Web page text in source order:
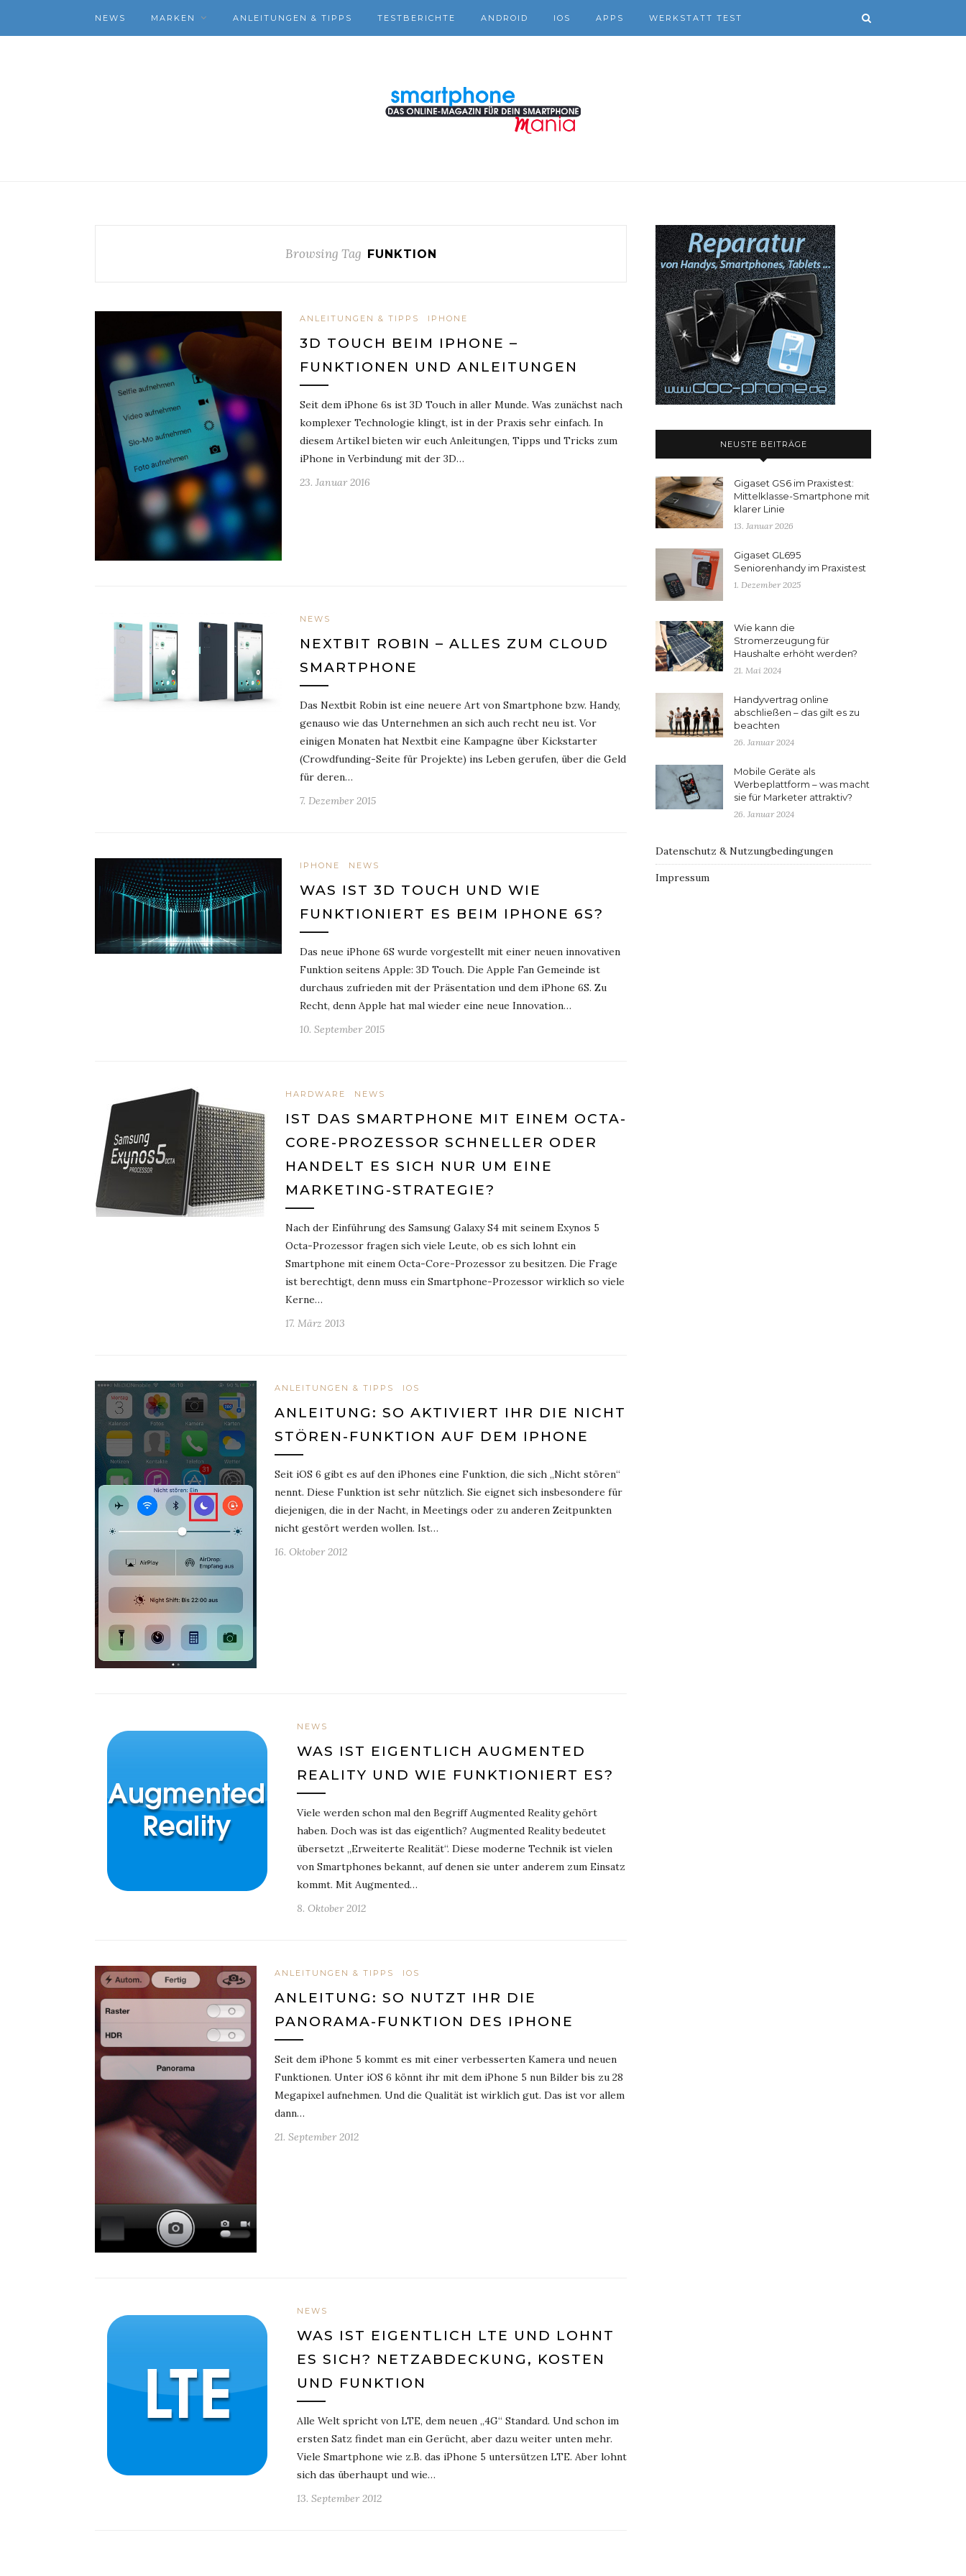
NEWS MARKEN ANLEITUNGEN & TIPPS TESTBERICHTE ANDROID IOS APPS WERKSTATT TEST
Browsing Tag FUNKTION
ANLEITUNGEN & TIPPS IPHONE
3D TOUCH BEIM IPHONE –
FUNKTIONEN UND ANLEITUNGEN
Seit dem iPhone 6s ist 3D Touch in aller Munde. Was zunächst nach
komplexer Technologie klingt, ist in der Praxis sehr einfach. In
diesem Artikel bieten wir euch Anleitungen, Tipps und Tricks zum
iPhone in Verbindung mit der 3D…
23. Januar 2016
NEWS
NEXTBIT ROBIN – ALLES ZUM CLOUD
SMARTPHONE
Das Nextbit Robin ist eine neuere Art von Smartphone bzw. Handy,
genauso wie das Unternehmen an sich auch recht neu ist. Vor
einigen Monaten hat Nextbit eine Kampagne über Kickstarter
(Crowdfunding-Seite für Projekte) ins Leben gerufen, über die Geld
für deren…
7. Dezember 2015
IPHONE NEWS
WAS IST 3D TOUCH UND WIE
FUNKTIONIERT ES BEIM IPHONE 6S?
Das neue iPhone 6S wurde vorgestellt mit einer neuen innovativen
Funktion seitens Apple: 3D Touch. Die Apple Fan Gemeinde ist
durchaus zufrieden mit der Präsentation und dem iPhone 6S. Zu
Recht, denn Apple hat mal wieder eine neue Innovation…
10. September 2015
HARDWARE NEWS
IST DAS SMARTPHONE MIT EINEM OCTA-
CORE-PROZESSOR SCHNELLER ODER
HANDELT ES SICH NUR UM EINE
MARKETING-STRATEGIE?
Nach der Einführung des Samsung Galaxy S4 mit seinem Exynos 5
Octa-Prozessor fragen sich viele Leute, ob es sich lohnt ein
Smartphone mit einem Octa-Core-Prozessor zu besitzen. Die Frage
ist berechtigt, denn muss ein Smartphone-Prozessor wirklich so viele
Kerne…
17. März 2013
ANLEITUNGEN & TIPPS IOS
ANLEITUNG: SO AKTIVIERT IHR DIE NICHT
STÖREN-FUNKTION AUF DEM IPHONE
Seit iOS 6 gibt es auf den iPhones eine Funktion, die sich „Nicht stören“
nennt. Diese Funktion ist sehr nützlich. Sie eignet sich insbesondere für
diejenigen, die in der Nacht, in Meetings oder zu anderen Zeitpunkten
nicht gestört werden wollen. Ist…
16. Oktober 2012
NEWS
WAS IST EIGENTLICH AUGMENTED
REALITY UND WIE FUNKTIONIERT ES?
Viele werden schon mal den Begriff Augmented Reality gehört
haben. Doch was ist das eigentlich? Augmented Reality bedeutet
übersetzt „Erweiterte Realität“. Diese moderne Technik ist vielen
von Smartphones bekannt, auf denen sie unter anderem zum Einsatz
kommt. Mit Augmented…
8. Oktober 2012
ANLEITUNGEN & TIPPS IOS
ANLEITUNG: SO NUTZT IHR DIE
PANORAMA-FUNKTION DES IPHONE
Seit dem iPhone 5 kommt es mit einer verbesserten Kamera und neuen
Funktionen. Unter iOS 6 könnt ihr mit dem iPhone 5 nun Bilder bis zu 28
Megapixel aufnehmen. Und die Qualität ist wirklich gut. Das ist vor allem
dann…
21. September 2012
NEWS
WAS IST EIGENTLICH LTE UND LOHNT
ES SICH? NETZABDECKUNG, KOSTEN
UND FUNKTION
Alle Welt spricht von LTE, dem neuen „4G“ Standard. Und schon im
ersten Satz findet man ein Gerücht, aber dazu weiter unten mehr.
Viele Smartphone wie z.B. das iPhone 5 untersützen LTE. Aber lohnt
sich das überhaupt und wie…
13. September 2012
NEUSTE BEITRÄGE
Gigaset GS6 im Praxistest:
Mittelklasse-Smartphone mit
klarer Linie
13. Januar 2026
Gigaset GL695
Seniorenhandy im Praxistest
1. Dezember 2025
Wie kann die
Stromerzeugung für
Haushalte erhöht werden?
21. Mai 2024
Handyvertrag online
abschließen – das gilt es zu
beachten
26. Januar 2024
Mobile Geräte als
Werbeplattform – was macht
sie für Marketer attraktiv?
26. Januar 2024
Datenschutz & Nutzungbedingungen
Impressum